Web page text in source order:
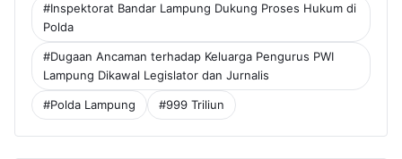
#Inspektorat Bandar Lampung Dukung Proses Hukum di
Polda
#Dugaan Ancaman terhadap Keluarga Pengurus PWI
Lampung Dikawal Legislator dan Jurnalis
#Polda Lampung #999 Triliun